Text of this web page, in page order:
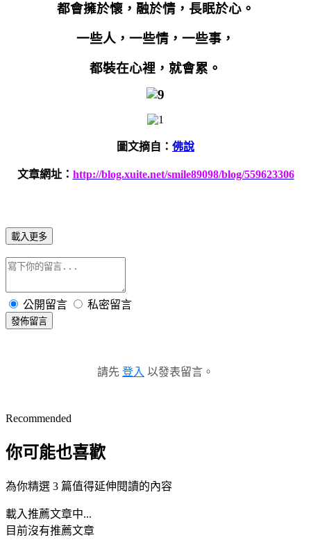
都會擁於懷，融於情，長眠於心。
一些人，一些情，一些事，
都裝在心裡，就會累。
圖文摘自： 佛說
文章網址： http://blog.xuite.net/smile89098/blog/559623306
載入更多
公開留言 私密留言
發佈留言
請先 登入 以發表留言。
Recommended
你可能也喜歡
為你精選 3 篇值得延伸閱讀的內容
載入推薦文章中...
目前沒有推薦文章